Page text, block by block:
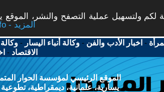
لكم ولتسهيل عملية التصفح والنشر،
More info - المزيد
- اخبار الأدب والفن -وكالة أنباء اليسار -وكالة
الاقتصاد -
الموقع الرئيسي لمؤسسة الحوار
يسارية، علمانية، ديمقراطية،